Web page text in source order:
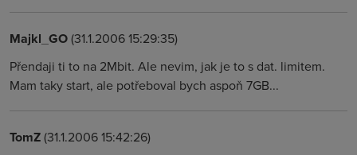
Majkl_GO(31.1.2006 15:29:35)
Přendaji ti to na 2Mbit. Ale nevim, jak je to s dat. limitem.
Mam taky start, ale potřeboval bych aspoň 7GB...
TomZ(31.1.2006 15:42:26)